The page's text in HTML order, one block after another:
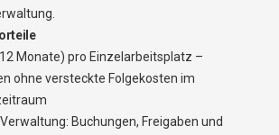
Monate) pro Einzelarbeitsplatz –
ohne versteckte Folgekosten im
Buchungen, Freigaben und